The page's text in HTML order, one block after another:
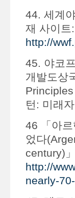
44. 세계
재 사이트:
http://
45. 야코
개발도상
턴: 미래
46 「아
었다
century)
http://
nearly-